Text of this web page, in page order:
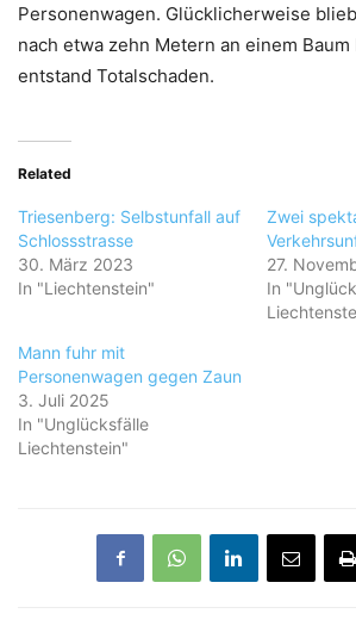
Personenwagen. Glücklicherweise
nach etwa zehn Metern an einem Baum
entstand Totalschaden.
Related
Triesenberg: Selbstunfall auf
Schlossstrasse
30. März 2023
In "Liechtenstein"
Zwei
27.
In
Mann fuhr mit
Personenwagen gegen Zaun
3. Juli 2025
In "Unglücksfälle
Liechtenstein"